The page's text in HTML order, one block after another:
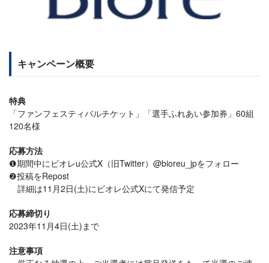
キャンペーン概要
特典
「ファンフェスティバルチケット」「選手ふれあい参加券」60組
120名様
応募方法
❶期間中にビオレu公式X（旧Twitter）@bioreu_jpをフォロー
❷投稿をRepost
詳細は11月2日(土)にビオレ公式Xにて発信予定
応募締切り
2023年11月4日(土)まで
注意事項